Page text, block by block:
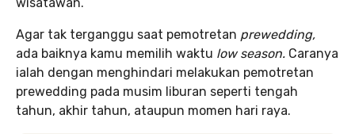
Agar tak terganggu saat pemotretan prewedding,
ada baiknya kamu memilih waktu low season. Caranya
ialah dengan menghindari melakukan pemotretan
prewedding pada musim liburan seperti tengah
tahun, akhir tahun, ataupun momen hari raya.